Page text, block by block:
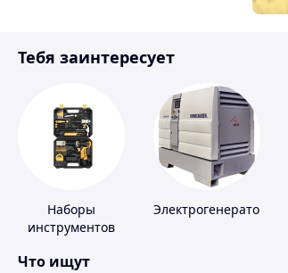
Инструмент
Тебя заинтересует
Наборы
инструментов
Электрогенераторы
Что ищут